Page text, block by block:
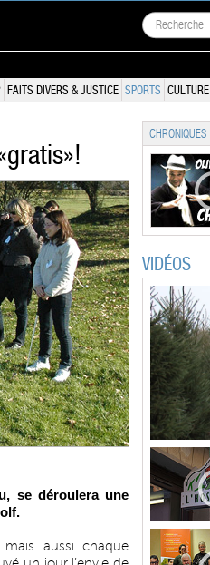
FAITS DIVERS & JUSTICE SPORTS CULTURE
se déroulera une
mais aussi chaque
CHRONIQUES
VIDÉOS